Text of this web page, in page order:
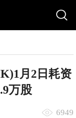
月2日耗资
万股
6949